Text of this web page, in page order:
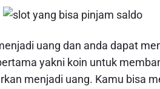
uang dan anda dapat
yakni koin untuk
menjadi uang. Kamu bisa